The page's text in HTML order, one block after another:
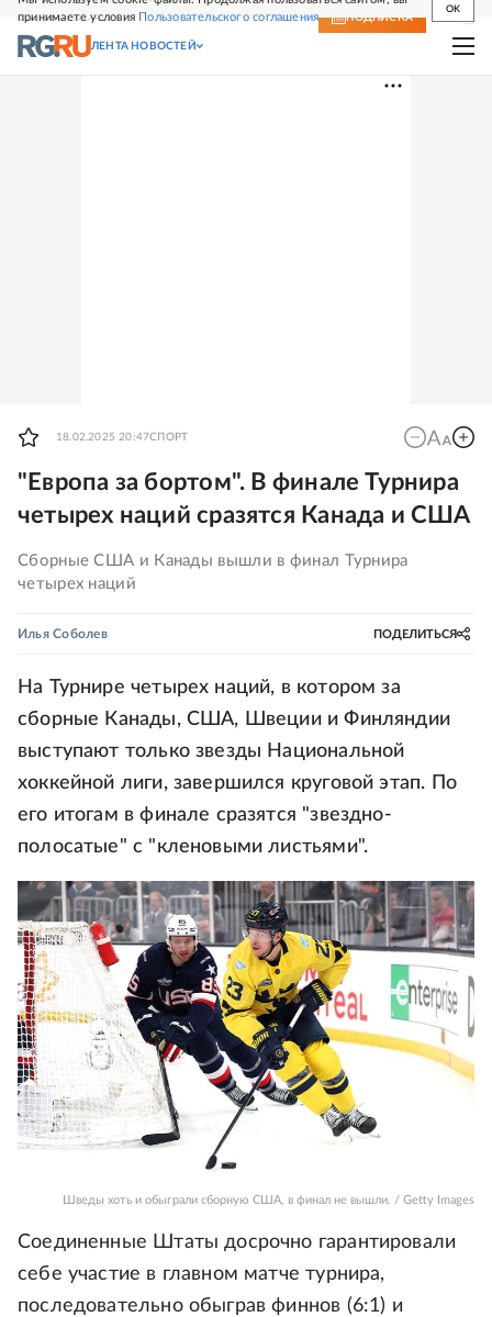
принимаете условия Пользовательского соглашения
OK
СВЕЖИЙ НОМЕР ПОДПИСКА
ЛЕНТА НОВОСТЕЙ
18.02.2025 20:47СПОРТ
"Европа за бортом". В финале Турнира
четырех наций сразятся Канада и США
Сборные США и Канады вышли в финал Турнира
четырех наций
Илья Соболев ПОДЕЛИТЬСЯ
На Турнире четырех наций, в котором за
сборные Канады, США, Швеции и Финляндии
выступают только звезды Национальной
хоккейной лиги, завершился круговой этап. По
его итогам в финале сразятся "звездно-
полосатые" с "кленовыми листьями".
Шведы хоть и обыграли сборную США, в финал не вышли. / Getty Images
Соединенные Штаты досрочно гарантировали
себе участие в главном матче турнира,
последовательно обыграв финнов (6:1) и